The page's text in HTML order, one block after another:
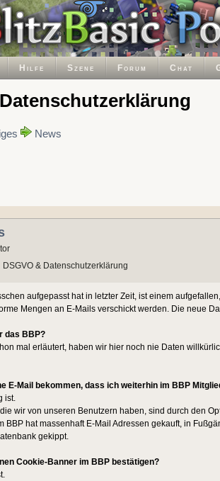
Hilfe Szene Forum Chat
News
DSGVO & Datenschutzerklärung
aufgepasst hat in letzter Zeit, ist einem
Mengen an E-Mails verschickt werden. Die neue
das BBP?
mal erläutert, haben wir hier noch nie Daten
E-Mail bekommen, dass ich weiterhin im BBP
ist.
wir von unseren Benutzern haben, sind durch den
BBP hat massenhaft E-Mail Adressen gekauft, in
gekippt.
Cookie-Banner im BBP bestätigen?